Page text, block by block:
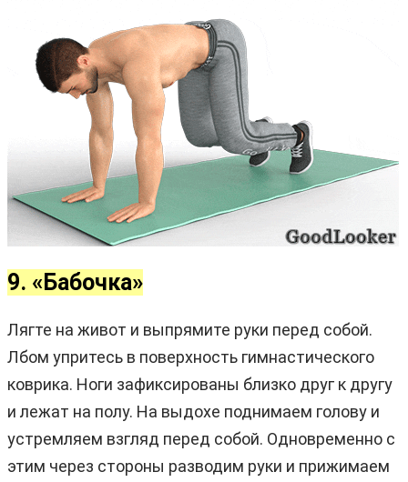
9. «Бабочка»
Лягте на живот и выпрямите руки перед собой.
Лбом упритесь в поверхность гимнастического
коврика. Ноги зафиксированы близко друг к другу
и лежат на полу. На выдохе поднимаем голову и
устремляем взгляд перед собой. Одновременно с
этим через стороны разводим руки и прижимаем